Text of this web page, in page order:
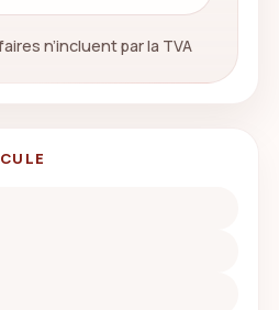
n’incluent par la TVA